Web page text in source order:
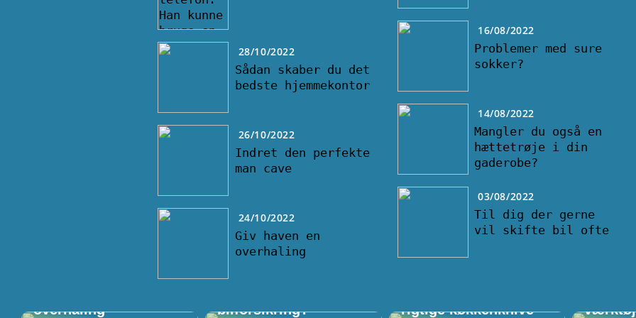
28/10/2022
Sådan skaber du det
bedste hjemmekontor
26/10/2022
Indret den perfekte
man cave
24/10/2022
Giv haven en
overhaling
16/08/2022
Problemer med sure
sokker?
14/08/2022
Mangler du også en
hættetrøje i din
gaderobe?
03/08/2022
Til dig der gerne
vil skifte bil ofte
overhaling
bilforsikring?
rigtige køkkenknive